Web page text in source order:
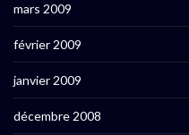
mars 2009
février 2009
janvier 2009
décembre 2008